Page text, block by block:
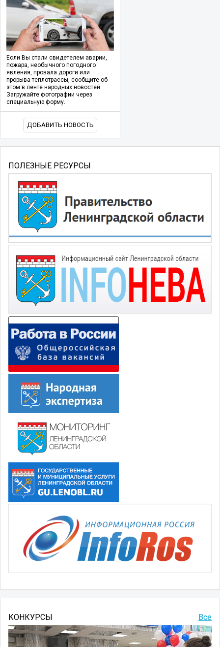
Если Вы стали свидетелем аварии,
пожара, необычного погодного
явления, провала дороги или
прорыва теплотрассы, сообщите об
этом в ленте народных новостей.
Загружайте фотографии через
специальную форму.
ДОБАВИТЬ НОВОСТЬ
ПОЛЕЗНЫЕ РЕСУРСЫ
Все
КОНКУРСЫ